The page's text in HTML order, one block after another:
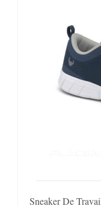
Sneaker De